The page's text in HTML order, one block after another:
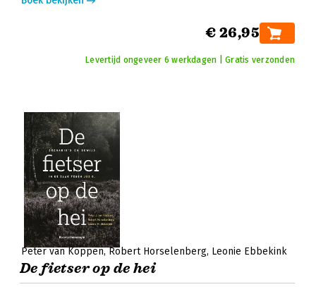
€ 26,95
Levertijd ongeveer 6 werkdagen | Gratis verzonden
Peter van Koppen Robert Horselenberg Leonie Ebbekink
De fietser op de hei